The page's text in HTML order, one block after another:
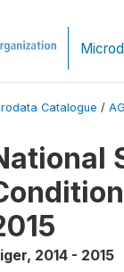
Catalogue /
, 2014 - 2015